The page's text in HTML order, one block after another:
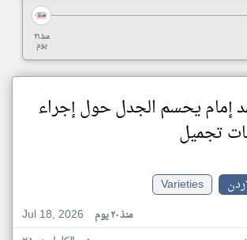
منذ ٢١
يوم
إمام يحسم الجدل حول إجراء
تجميل
Varieties
Jul 18, 2026
منذ ٢٠ يوم